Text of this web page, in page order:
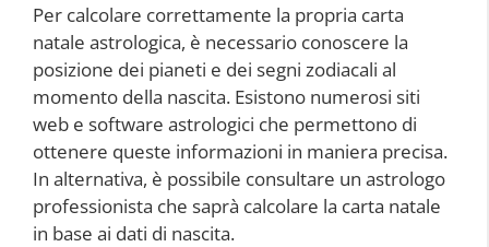
Per calcolare correttamente la propria carta
natale astrologica, è necessario conoscere la
posizione dei pianeti e dei segni zodiacali al
momento della nascita. Esistono numerosi siti
web e software astrologici che permettono di
ottenere queste informazioni in maniera precisa.
In alternativa, è possibile consultare un astrologo
professionista che saprà calcolare la carta natale
in base ai dati di nascita.